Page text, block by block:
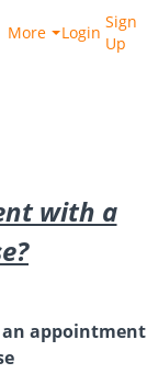
More Login
Sign
Up
with a
appointment